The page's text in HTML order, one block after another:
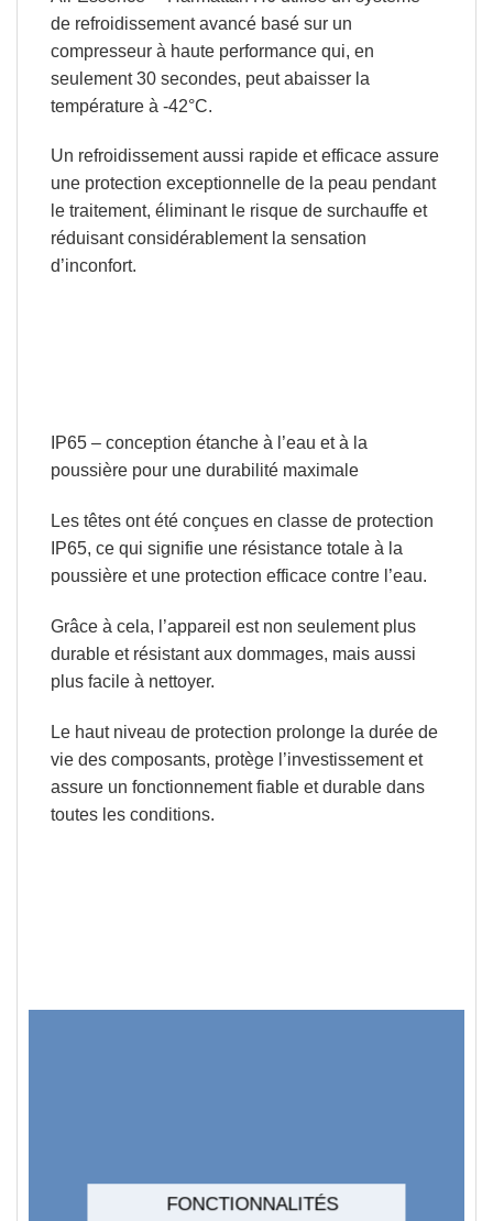
de refroidissement avancé basé sur un
compresseur à haute performance qui, en
seulement 30 secondes, peut abaisser la
température à -42°C.
Un refroidissement aussi rapide et efficace assure
une protection exceptionnelle de la peau pendant
le traitement, éliminant le risque de surchauffe et
réduisant considérablement la sensation
d’inconfort.
IP65 – conception étanche à l’eau et à la
poussière pour une durabilité maximale
Les têtes ont été conçues en classe de protection
IP65, ce qui signifie une résistance totale à la
poussière et une protection efficace contre l’eau.
Grâce à cela, l’appareil est non seulement plus
durable et résistant aux dommages, mais aussi
plus facile à nettoyer.
Le haut niveau de protection prolonge la durée de
vie des composants, protège l’investissement et
assure un fonctionnement fiable et durable dans
toutes les conditions.
FONCTIONNALITÉS